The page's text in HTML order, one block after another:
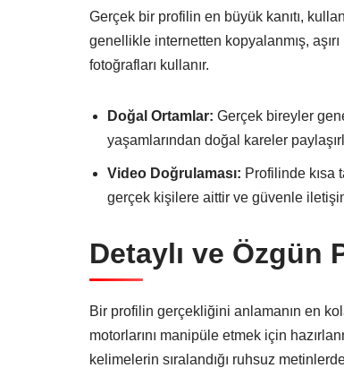
Gerçek bir profilin en büyük kanıtı,
genellikle internetten kopyalanmış,
fotoğrafları kullanır.
Doğal Ortamlar: Gerçek bireyler
yaşamlarından doğal kareler
Video Doğrulaması: Profilinde kısa
gerçek kişilere aittir ve güvenle
Detaylı ve Özgün
Bir profilin gerçekliğini anlamanın en
motorlarını manipüle etmek için
kelimelerin sıralandığı ruhsuz